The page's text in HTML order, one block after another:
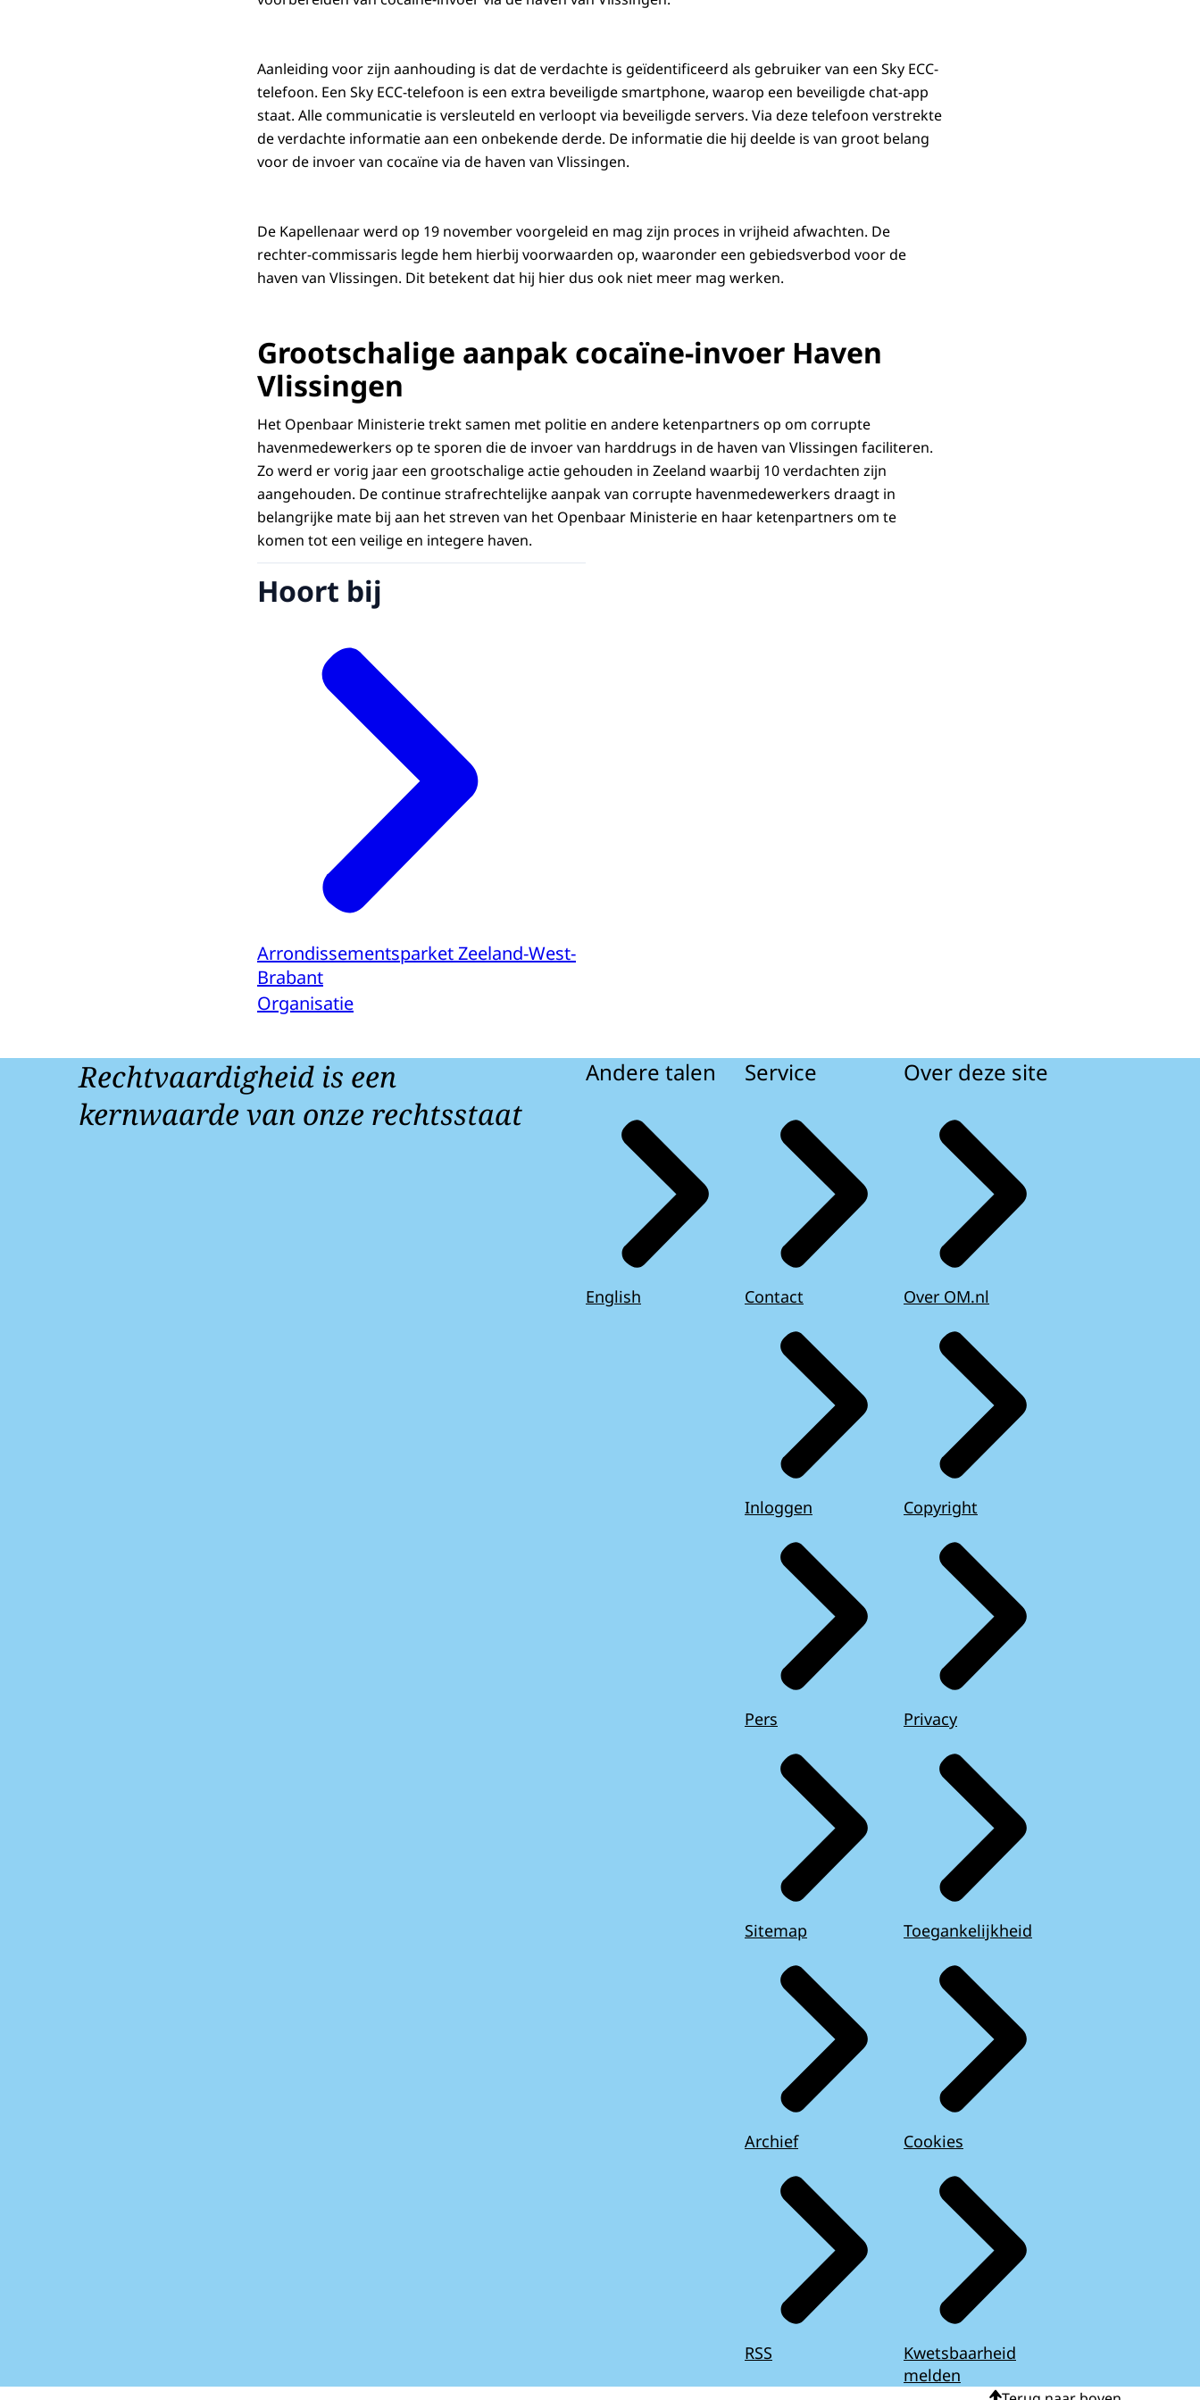
Aanleiding voor zijn aanhouding is dat de verdachte is geïdentificeerd als gebruiker van een Sky ECC-
telefoon. Een Sky ECC-telefoon is een extra beveiligde smartphone, waarop een beveiligde chat-app
staat. Alle communicatie is versleuteld en verloopt via beveiligde servers. Via deze telefoon verstrekte
de verdachte informatie aan een onbekende derde. De informatie die hij deelde is van groot belang
voor de invoer van cocaïne via de haven van Vlissingen.
De Kapellenaar werd op 19 november voorgeleid en mag zijn proces in vrijheid afwachten. De
rechter-commissaris legde hem hierbij voorwaarden op, waaronder een gebiedsverbod voor de
haven van Vlissingen. Dit betekent dat hij hier dus ook niet meer mag werken.
Grootschalige aanpak cocaïne-invoer Haven
Vlissingen
Het Openbaar Ministerie trekt samen met politie en andere ketenpartners op om corrupte
havenmedewerkers op te sporen die de invoer van harddrugs in de haven van Vlissingen faciliteren.
Zo werd er vorig jaar een grootschalige actie gehouden in Zeeland waarbij 10 verdachten zijn
aangehouden. De continue strafrechtelijke aanpak van corrupte havenmedewerkers draagt in
belangrijke mate bij aan het streven van het Openbaar Ministerie en haar ketenpartners om te
komen tot een veilige en integere haven.
Hoort bij
Arrondissementsparket Zeeland-West-
Brabant
Organisatie
Rechtvaardigheid is een
kernwaarde van onze rechtsstaat
Andere talen
English
Service
Contact
Inloggen
Pers
Sitemap
Archief
RSS
Over deze site
Over OM.nl
Copyright
Privacy
Toegankelijkheid
Cookies
Kwetsbaarheid
melden